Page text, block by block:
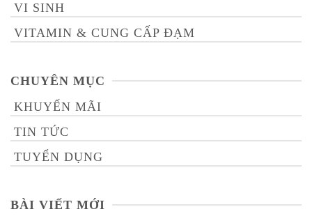
VI SINH
VITAMIN & CUNG CẤP ĐẠM
CHUYÊN MỤC
KHUYẾN MÃI
TIN TỨC
TUYỂN DỤNG
BÀI VIẾT MỚI